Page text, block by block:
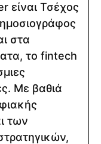
είναι Τσέχος
στα
το fintech
Με βαθιά
των